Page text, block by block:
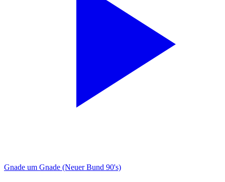
Gnade um Gnade (Neuer Bund 90's)